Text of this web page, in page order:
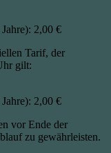
2,00 €
Tarif, der
gilt:
2,00 €
vor Ende der
zu gewährleisten.